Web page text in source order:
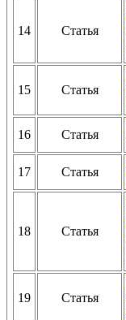
14 Статья
15 Статья
16 Статья
17 Статья
18 Статья
19 Статья